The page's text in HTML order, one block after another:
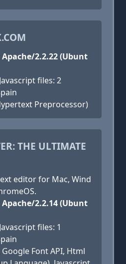
2.2.22 (Ubunt
files: 2
Preprocessor)
THE ULTIMATE
editor for Mac, Wind
2.2.14 (Ubunt
files: 1
Font API, Html